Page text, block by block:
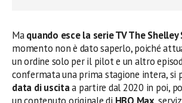
Maquando esce la serie TV The Shelley
momento non è dato saperlo, poiché
un ordine solo per il pilot e un altro
confermata una prima stagione intera, si
data di uscitaa partire dal 2020 in poi,